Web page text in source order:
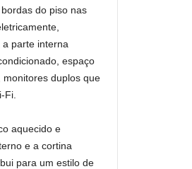
do piso nas
parte interna
espaço
duplos que
Fi.
aquecido e
e a cortina
para um estilo de